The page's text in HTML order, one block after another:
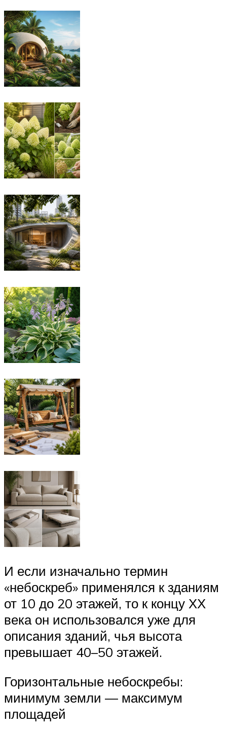
И если изначально термин
«небоскреб» применялся к зданиям
от 10 до 20 этажей, то к концу ХХ
века он использовался уже для
описания зданий, чья высота
превышает 40–50 этажей.
Горизонтальные небоскребы:
минимум земли — максимум
площадей